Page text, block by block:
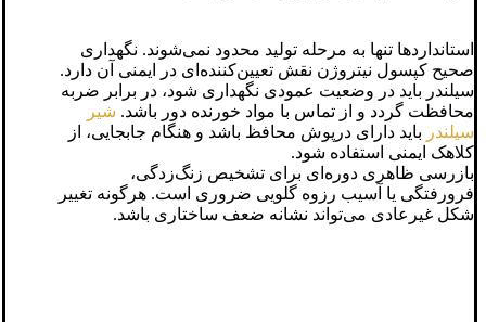
استانداردها تنها به مرحله تولید محدود نمی‌شوند. نگهداری
صحیح کپسول نیتروژن نقش تعیین‌کننده‌ای در ایمنی آن دارد.
سیلندر باید در وضعیت عمودی نگهداری شود، در برابر ضربه
محافظت گردد و از تماس با مواد خورنده دور باشد. شیر
سیلندر باید دارای درپوش محافظ باشد و هنگام جابجایی، از
کلاهک ایمنی استفاده شود.
بازرسی ظاهری دوره‌ای برای تشخیص زنگ‌زدگی،
فرورفتگی یا آسیب رزوه گلویی ضروری است. هرگونه تغییر
شکل غیرعادی می‌تواند نشانه ضعف ساختاری باشد.